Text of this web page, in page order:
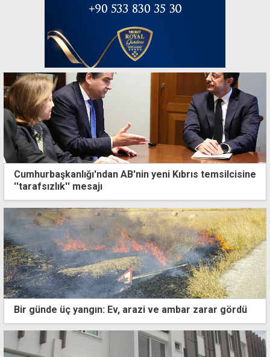
Cumhurbaşkanlığı'ndan AB'nin yeni Kıbrıs temsilcisine
''tarafsızlık'' mesajı
Bir günde üç yangın: Ev, arazi ve ambar zarar gördü